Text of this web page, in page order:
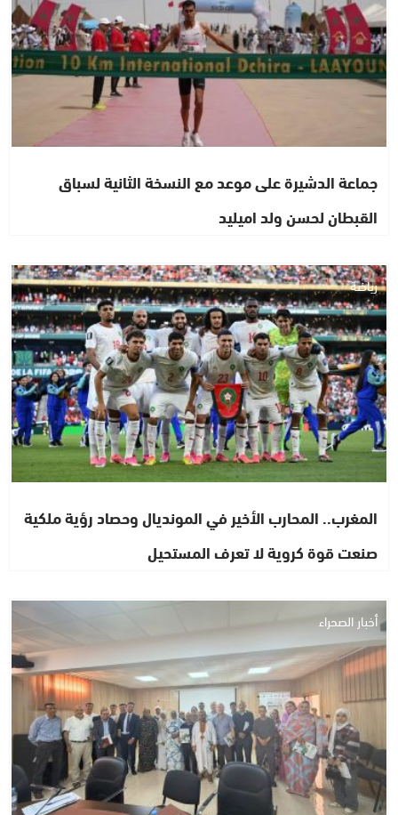
جماعة الدشيرة على موعد مع النسخة الثانية لسباق
القبطان لحسن ولد اميليد
رياضة
المغرب.. المحارب الأخير في المونديال وحصاد رؤية ملكية
صنعت قوة كروية لا تعرف المستحيل
أخبار الصحراء